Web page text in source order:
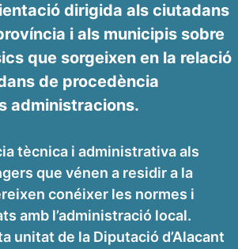
dirigida als ciutadans
i als municipis sobre
que sorgeixen en la relació
de procedència
administracions.
tècnica i administrativa als
que vénen a residir a la
conéixer les normes i
amb l’administració local.
unitat de la Diputació d’Alacant